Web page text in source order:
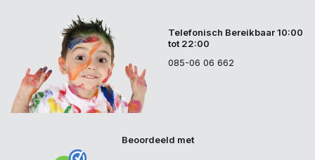
Telefonisch Bereikbaar 10:00
tot 22:00
085-06 06 662
Beoordeeld met